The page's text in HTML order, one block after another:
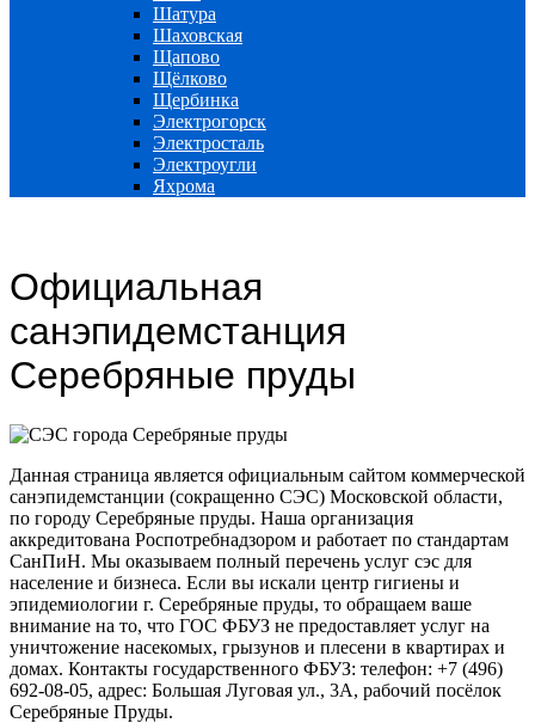
Шатура
Шаховская
Щапово
Щёлково
Щербинка
Электрогорск
Электросталь
Электроугли
Яхрома
Официальная
санэпидемстанция
Серебряные пруды
Данная страница является официальным сайтом коммерческой
санэпидемстанции (сокращенно СЭС) Московской области,
по городу Серебряные пруды. Наша организация
аккредитована Роспотребнадзором и работает по стандартам
СанПиН. Мы оказываем полный перечень услуг сэс для
население и бизнеса. Если вы искали центр гигиены и
эпидемиологии г. Серебряные пруды, то обращаем ваше
внимание на то, что ГОС ФБУЗ не предоставляет услуг на
уничтожение насекомых, грызунов и плесени в квартирах и
домах. Контакты государственного ФБУЗ: телефон: +7 (496)
692-08-05, адрес: Большая Луговая ул., 3А, рабочий посёлок
Серебряные Пруды.